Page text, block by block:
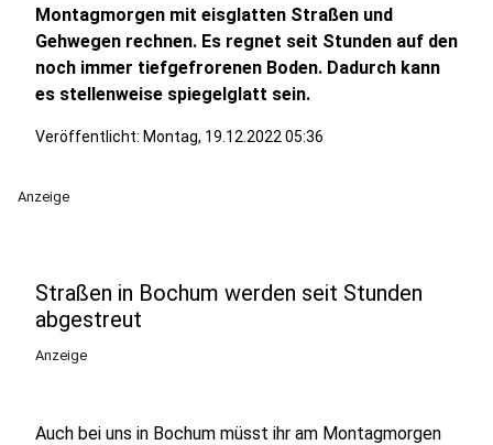
Montagmorgen mit eisglatten Straßen und
Gehwegen rechnen. Es regnet seit Stunden auf den
noch immer tiefgefrorenen Boden. Dadurch kann
es stellenweise spiegelglatt sein.
Veröffentlicht: Montag, 19.12.2022 05:36
Anzeige
Straßen in Bochum werden seit Stunden
abgestreut
Anzeige
Auch bei uns in Bochum müsst ihr am Montagmorgen